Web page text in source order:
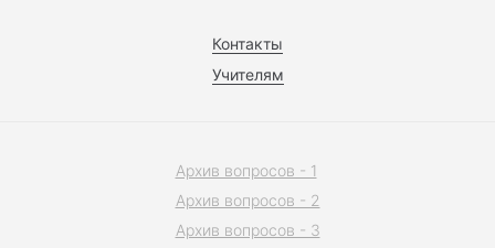
Контакты
Учителям
Архив вопросов - 1
Архив вопросов - 2
Архив вопросов - 3